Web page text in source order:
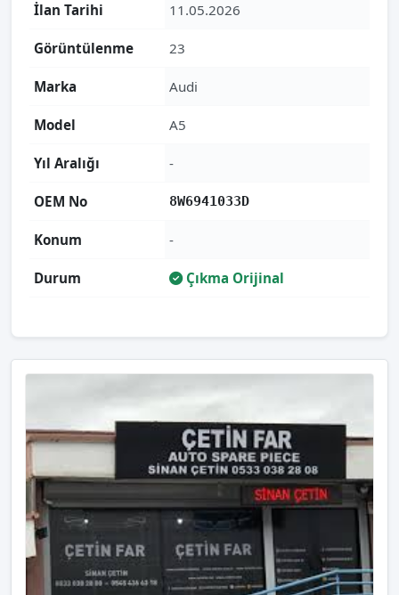
İlan Tarihi 11.05.2026
Görüntülenme 23
Marka Audi
Model A5
Yıl Aralığı -
OEM No 8W6941033D
Konum -
Durum Çıkma Orijinal